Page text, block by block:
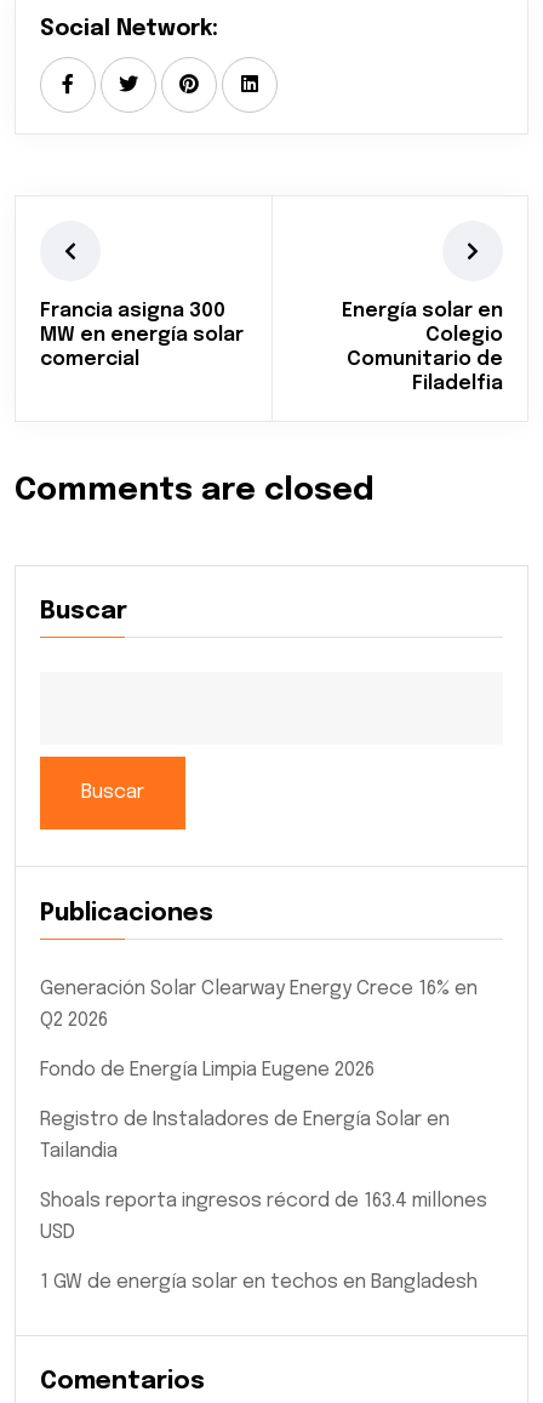
Social Network:
Francia asigna 300
MW en energía solar
comercial
Energía solar en
Colegio
Comunitario de
Filadelfia
Comments are closed
Buscar
Buscar
Publicaciones
Generación Solar Clearway Energy Crece 16% en
Q2 2026
Fondo de Energía Limpia Eugene 2026
Registro de Instaladores de Energía Solar en
Tailandia
Shoals reporta ingresos récord de 163.4 millones
USD
1 GW de energía solar en techos en Bangladesh
Comentarios